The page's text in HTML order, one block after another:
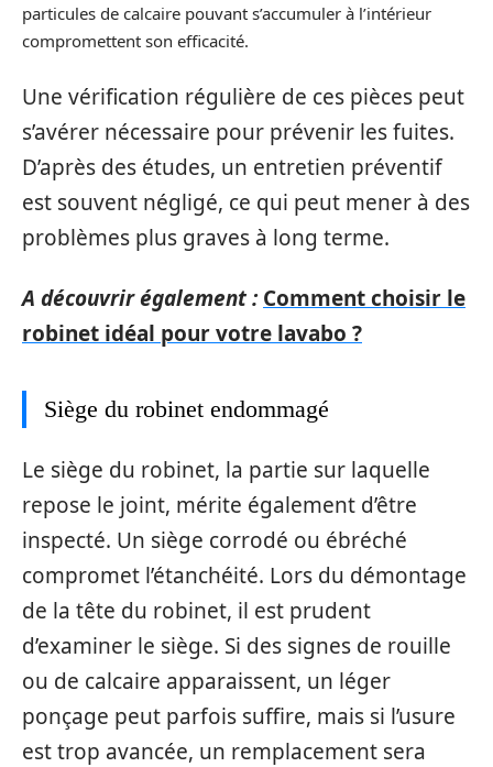
particules de calcaire pouvant s’accumuler à l’intérieur
compromettent son efficacité.
Une vérification régulière de ces pièces peut
s’avérer nécessaire pour prévenir les fuites.
D’après des études, un entretien préventif
est souvent négligé, ce qui peut mener à des
problèmes plus graves à long terme.
A découvrir également : Comment choisir le
robinet idéal pour votre lavabo ?
Siège du robinet endommagé
Le siège du robinet, la partie sur laquelle
repose le joint, mérite également d’être
inspecté. Un siège corrodé ou ébréché
compromet l’étanchéité. Lors du démontage
de la tête du robinet, il est prudent
d’examiner le siège. Si des signes de rouille
ou de calcaire apparaissent, un léger
ponçage peut parfois suffire, mais si l’usure
est trop avancée, un remplacement sera